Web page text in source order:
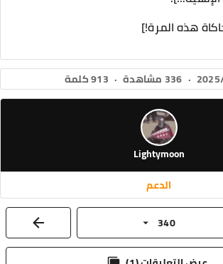
هذه المرة!]
· 336 مشاهدة · 913 كلمة
Lightymoon
الدعم
340